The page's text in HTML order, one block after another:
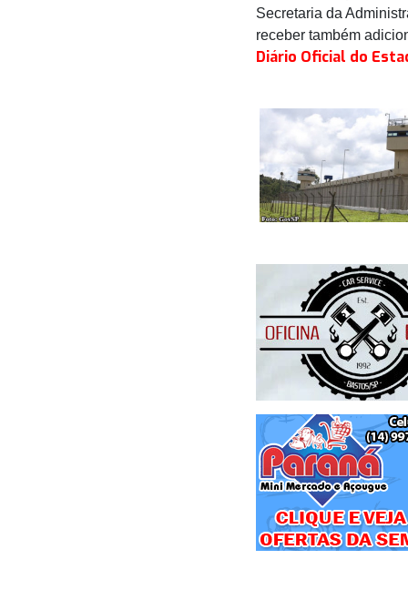
Secretaria da
receber também
Diário Oficial do